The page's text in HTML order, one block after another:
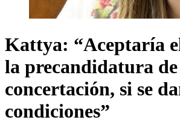
Kattya: “Aceptaría
la precandidatura
concertación, si se
condiciones”